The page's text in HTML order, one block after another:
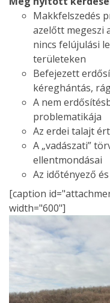
Makkfelszedés
azelőtt megeszi
nincs felújulási
területeken
Befejezett
kéreghántás,
A nem
problematikája
Az erdei talajt
A „vadászati”
ellentmondásai
Az időtényező
[caption
width="600"]